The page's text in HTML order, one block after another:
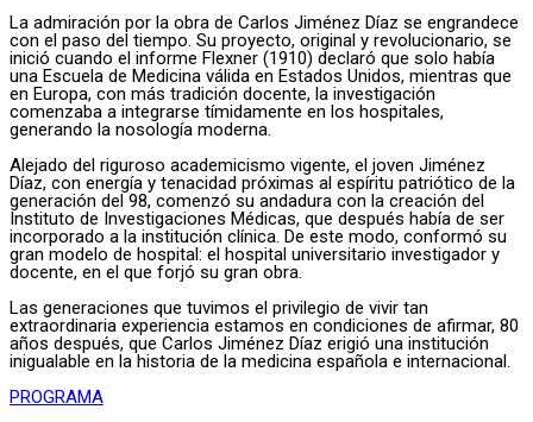
La admiración por la obra de Carlos Jiménez Díaz se engrandece
con el paso del tiempo. Su proyecto, original y revolucionario, se
inició cuando el informe Flexner (1910) declaró que solo había
una Escuela de Medicina válida en Estados Unidos, mientras que
en Europa, con más tradición docente, la investigación
comenzaba a integrarse tímidamente en los hospitales,
generando la nosología moderna.
Alejado del riguroso academicismo vigente, el joven Jiménez
Díaz, con energía y tenacidad próximas al espíritu patriótico de la
generación del 98, comenzó su andadura con la creación del
Instituto de Investigaciones Médicas, que después había de ser
incorporado a la institución clínica. De este modo, conformó su
gran modelo de hospital: el hospital universitario investigador y
docente, en el que forjó su gran obra.
Las generaciones que tuvimos el privilegio de vivir tan
extraordinaria experiencia estamos en condiciones de afirmar, 80
años después, que Carlos Jiménez Díaz erigió una institución
inigualable en la historia de la medicina española e internacional.
PROGRAMA